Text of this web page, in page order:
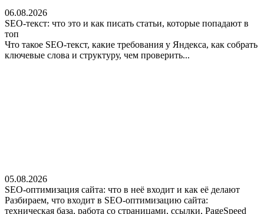
06.08.2026
SEO-текст: что это и как писать статьи, которые попадают в
топ
Что такое SEO-текст, какие требования у Яндекса, как собрать
ключевые слова и структуру, чем проверить...
05.08.2026
SEO-оптимизация сайта: что в неё входит и как её делают
Разбираем, что входит в SEO-оптимизацию сайта:
техническая база, работа со страницами, ссылки, PageSpeed